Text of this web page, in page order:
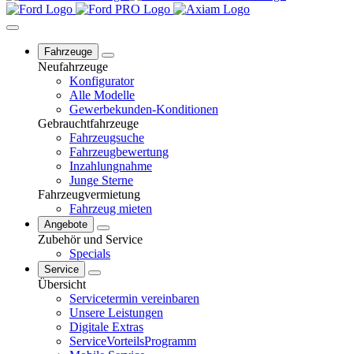
Fahrzeuge
Neufahrzeuge
Konfigurator
Alle Modelle
Gewerbekunden-Konditionen
Gebrauchtfahrzeuge
Fahrzeugsuche
Fahrzeugbewertung
Inzahlungnahme
Junge Sterne
Fahrzeugvermietung
Fahrzeug mieten
Angebote
Zubehör und Service
Specials
Service
Übersicht
Servicetermin vereinbaren
Unsere Leistungen
Digitale Extras
ServiceVorteilsProgramm